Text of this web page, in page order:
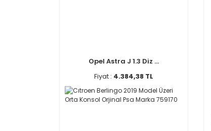
Opel Astra J 1.3 Diz ...
Fiyat : 4.384,38 TL